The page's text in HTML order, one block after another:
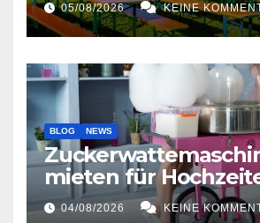
05/08/2026 KEINE
BLOG NEWS
mieten für
04/08/2026 KEINE